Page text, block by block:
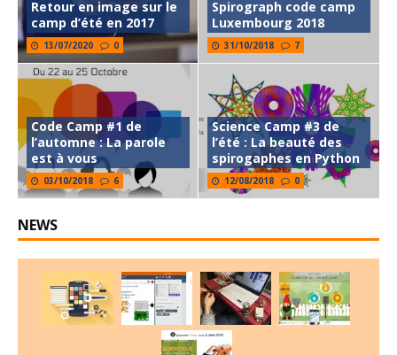
Retour en image sur le
camp d’été en 2017
13/07/2020 0
Spirograph code camp
Luxembourg 2018
31/10/2018 7
Code Camp #1 de
l’automne : La parole
est à vous
03/10/2018 6
Science Camp #3 de
l’été : La beauté des
spirogaphes en Python
12/08/2018 0
NEWS